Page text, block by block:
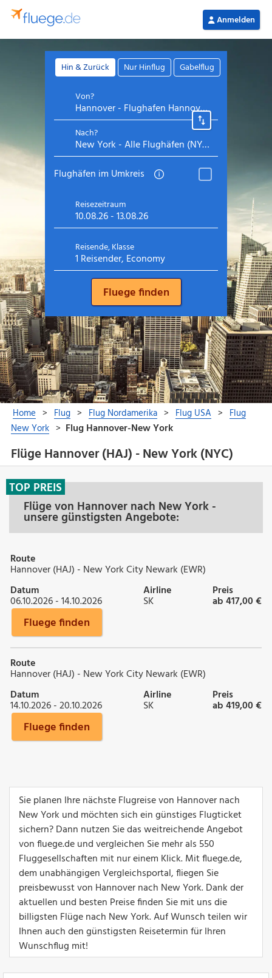
Flüge Hannover (HAJ) - New York (NYC)
Flüge von Hannover nach New York -
unsere günstigsten Angebote:
TOP PREIS
Route
Hannover (HAJ) - New York City Newark (EWR)
Datum
06.10.2026 - 14.10.2026
Airline
SK
Preis
ab 417,00 €
Fluege finden
Route
Hannover (HAJ) - New York City Newark (EWR)
Datum
14.10.2026 - 20.10.2026
Airline
SK
Preis
ab 419,00 €
Fluege finden
Sie planen Ihre nächste Flugreise von Hannover nach
New York und möchten sich ein günstiges Flugticket
sichern? Dann nutzen Sie das weitreichende Angebot
von fluege.de und vergleichen Sie mehr als 550
Fluggesellschaften mit nur einem Klick. Mit fluege.de,
dem unabhängigen Vergleichsportal, fliegen Sie
preisbewusst von Hannover nach New York. Dank der
aktuellen und besten Preise finden Sie mit uns die
billigsten Flüge nach New York. Auf Wunsch teilen wir
Ihnen auch den günstigsten Reisetermin für Ihren
Wunschflug mit!